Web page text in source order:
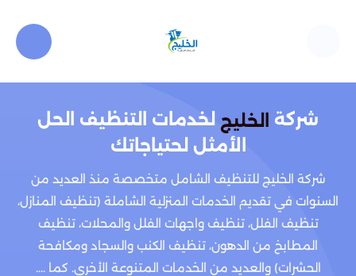
شركة الخليج لخدمات التنظيف الحل
الأمثل لحتياجاتك
شركة الخليج للتنظيف الشامل متخصصة منذ العديد من
السنوات في تقديم الخدمات المنزلية الشاملة (تنظيف المنازل،
تنظيف الفلل، تنظيف واجهات الفلل والمحلات، تنظيف
المطابخ من الدهون، تنظيف الكنب والسجاد ومكافحة
الحشرات) والعديد من الخدمات المتنوعة الأخرى. كما ....